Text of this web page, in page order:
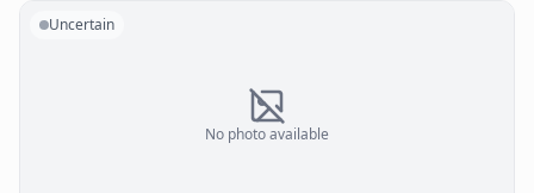
No photo available
Uncertain